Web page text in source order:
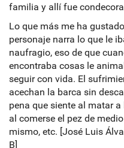
familia y allí fue
Lo que más me ha
personaje narra lo que le
naufragio, eso de que
encontraba cosas le
seguir con vida. El
acechan la barca sin
pena que siente al matar
al comerse el pez de
mismo, etc. [José Luis
B]